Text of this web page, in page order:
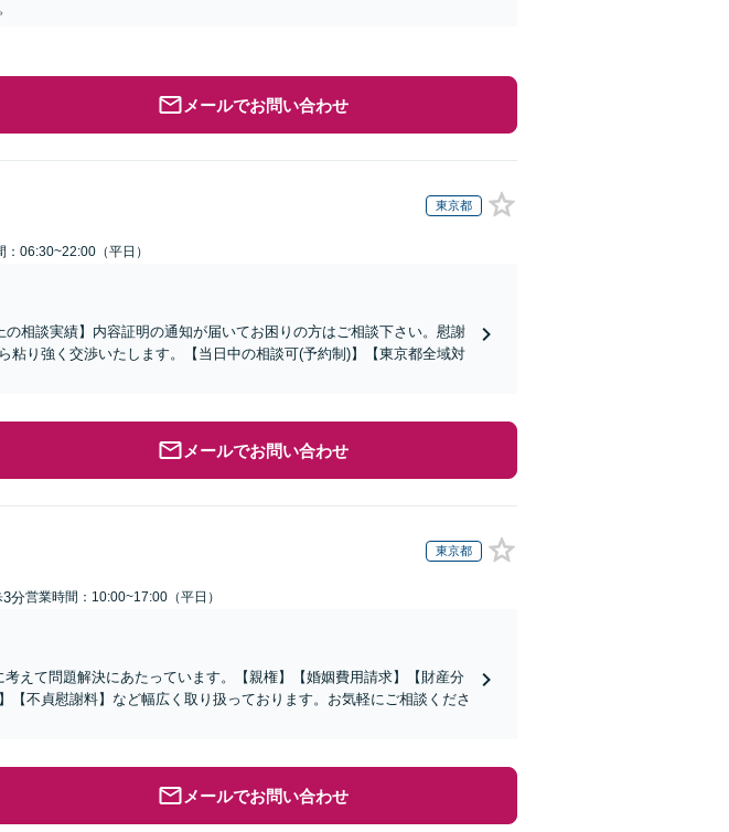
メールでお問い合わせ
東京都
：06:30~22:00（平日）
の相談実績】内容証明の通知が届いてお困りの方はご相談下さい。慰謝
粘り強く交渉いたします。【当日中の相談可(予約制)】【東京都全域対
メールでお問い合わせ
東京都
3分営業時間：10:00~17:00（平日）
考えて問題解決にあたっています。【親権】【婚姻費用請求】【財産分
【不貞慰謝料】など幅広く取り扱っております。お気軽にご相談くださ
メールでお問い合わせ